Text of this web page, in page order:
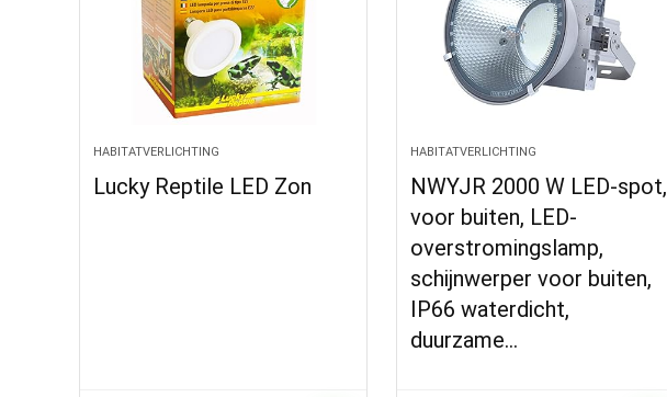
HABITATVERLICHTING
Lucky Reptile LED Zon
HABITATVERLICHTING
NWYJR 2000 W LED-spot,
voor buiten, LED-
overstromingslamp,
schijnwerper voor buiten,
IP66 waterdicht,
duurzame…